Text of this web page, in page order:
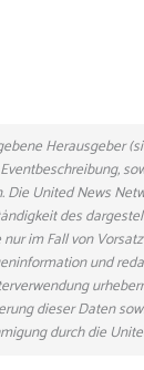
Herausgeber
United News
des
im Fall von
und
dieser Daten
durch die